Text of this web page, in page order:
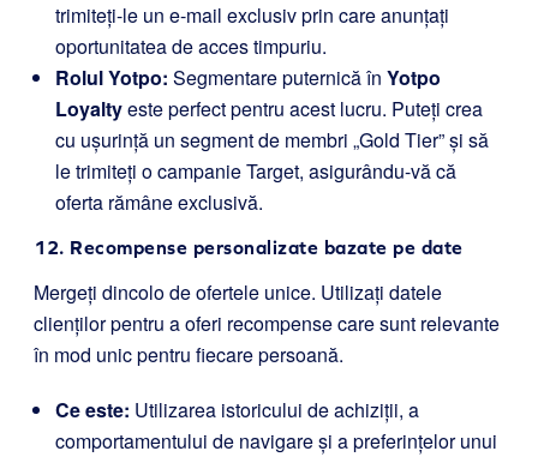
trimiteți-le un e-mail exclusiv prin care anunțați
oportunitatea de acces timpuriu.
Rolul Yotpo: Segmentare puternică în Yotpo
Loyaltyeste perfect pentru acest lucru. Puteți crea
cu ușurință un segment de membri „Gold Tier” și să
le trimiteți o campanie Target, asigurându-vă că
oferta rămâne exclusivă.
12. Recompense personalizate bazate pe date
Mergeți dincolo de ofertele unice. Utilizați datele
clienților pentru a oferi recompense care sunt relevante
în mod unic pentru fiecare persoană.
Ce este: Utilizarea istoricului de achiziții, a
comportamentului de navigare și a preferințelor unui